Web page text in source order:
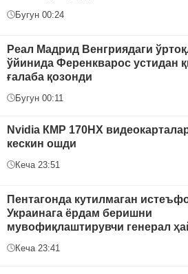
Бугун 00:24
Реал Мадрид Венгриядаги
ўйинида Ференкварос устидан
ғалаба қозонди
Бугун 00:11
Nvidia КMP 170HX
кескин ошди
Кеча 23:51
Пентагонда кутилмаган
Украинага ёрдам беришни
мувофиқлаштирувчи генерал
Кеча 23:41